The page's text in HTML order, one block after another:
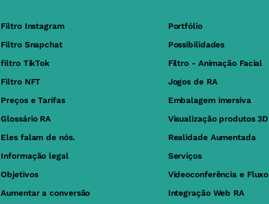
Filtro Instagram
Filtro Snapchat
filtro TikTok
Filtro NFT
Preços e Tarifas
Glossário RA
Eles falam de nós.
Informação legal
Objetivos
Aumentar a conversão
Portfólio
Possibilidades
Filtro - Animação Facial
Jogos de RA
Embalagem imersiva
Visualização produtos 3D
Realidade Aumentada
Serviços
Videoconferência e Fluxo
Integração Web RA